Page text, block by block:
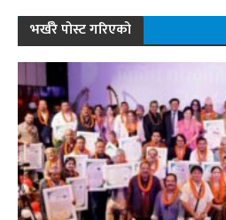
भर्खरै पोस्ट गरिएको